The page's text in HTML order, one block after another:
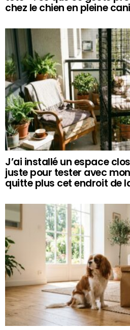
chez le chien en pleine
J’ai installé un espace
juste pour tester avec
quitte plus cet endroit de